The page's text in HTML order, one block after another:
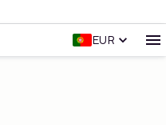
EUR